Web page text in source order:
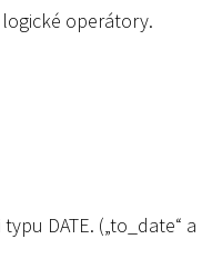
operátory.
DATE. („to_date“ a